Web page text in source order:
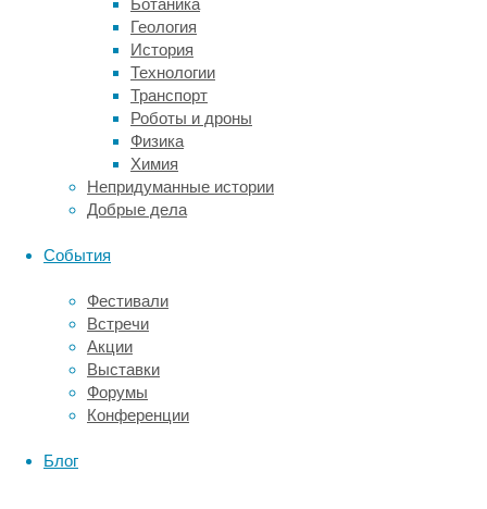
Ботаника
Геология
История
Технологии
Транспорт
Роботы и дроны
Физика
Химия
Непридуманные истории
Добрые дела
События
Фестивали
Встречи
Акции
Выставки
Форумы
Конференции
Блог
Каждому
участнику
последовательно
показывали
на
экране
по
одной
оптической
Эббингауза,
Мюллера-
Лайера
и
столы
Шепарда.
В